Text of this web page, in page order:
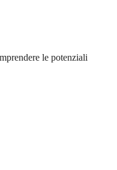
le potenziali